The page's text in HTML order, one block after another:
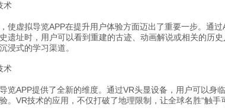
术
使虚拟导览APP在提升用户体验方面迈出了重要一步。通
遗址时，用户可以看到重建的古迹、动画解说或相关的历
浸式的学习渠道。
术
览APP提供了全新的维度。通过VR头显设备，用户可以
。VR技术的应用，不仅打破了地理限制，让全球名胜“触